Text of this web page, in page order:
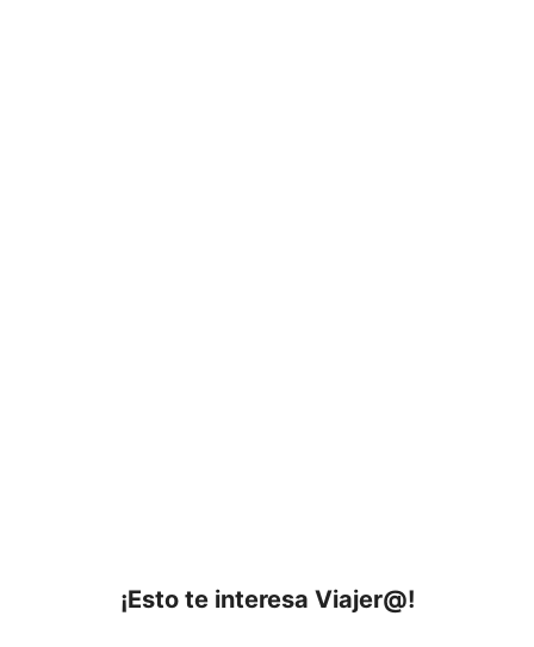
¡Esto te interesa Viajer@!